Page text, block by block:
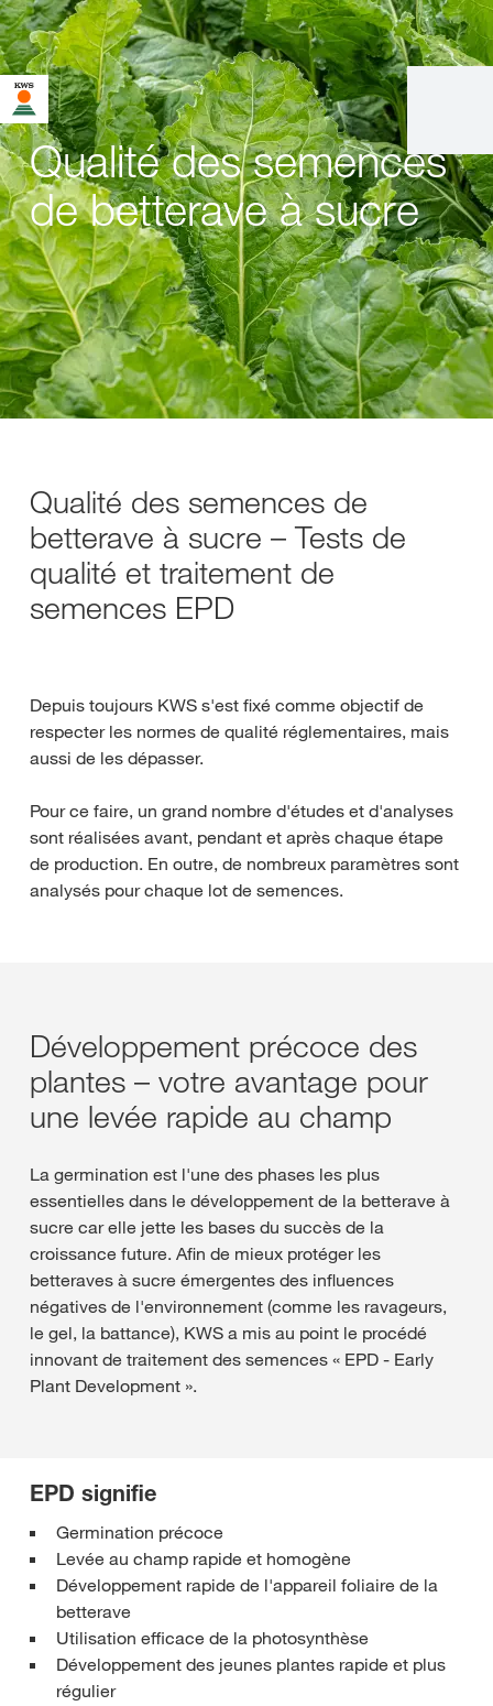
Qualité des semences
de betterave à sucre
Qualité des semences de
betterave à sucre – Tests de
qualité et traitement de
semences EPD
Depuis toujours KWS s'est fixé comme objectif de
respecter les normes de qualité réglementaires, mais
aussi de les dépasser.
Pour ce faire, un grand nombre d'études et d'analyses
sont réalisées avant, pendant et après chaque étape
de production. En outre, de nombreux paramètres sont
analysés pour chaque lot de semences.
Développement précoce des
plantes – votre avantage pour
une levée rapide au champ
La germination est l'une des phases les plus
essentielles dans le développement de la betterave à
sucre car elle jette les bases du succès de la
croissance future. Afin de mieux protéger les
betteraves à sucre émergentes des influences
négatives de l'environnement (comme les ravageurs,
le gel, la battance), KWS a mis au point le procédé
innovant de traitement des semences « EPD - Early
Plant Development ».
EPD signifie
Germination précoce
Levée au champ rapide et homogène
Développement rapide de l'appareil foliaire de la
betterave
Utilisation efficace de la photosynthèse
Développement des jeunes plantes rapide et plus
régulier